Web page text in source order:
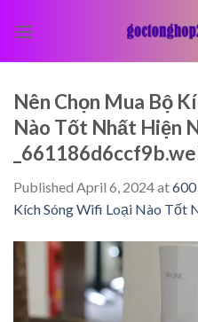
Nên Chọn Mua Bộ
Nào Tốt Nhất Hiện
Published April 6, 2024at
Kích Sóng Wifi Loại Nào Tốt